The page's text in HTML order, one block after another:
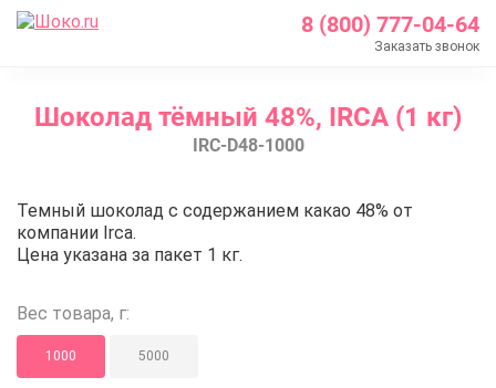
8 (800) 777-04-64
Заказать звонок
Каталог
Шоколад тёмный 48%, IRCA (1 кг)
Шоколад тёмный 48%, IRCA (1 кг)
IRC-D48-1000
Шоколад тёмный 48%, IRCA (1
Темный шоколад с содержанием какао 48% от
компании Irca.
Цена указана за пакет 1 кг.
Вес товара, г:
1000 5000